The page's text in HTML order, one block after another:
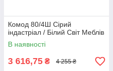
Комод 80/4Ш Сірий
індастріал / Білий Світ Меблів
В наявності
3 616,75 ₴ 4 255 ₴